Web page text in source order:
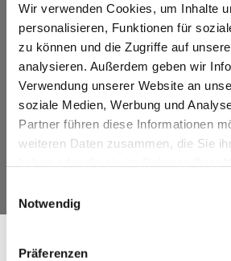
Wir verwenden Cookies, um Inhalte
personalisieren, Funktionen für
zu können und die Zugriffe auf
analysieren. Außerdem geben wir
Verwendung unserer Website an
soziale Medien, Werbung und
Partner führen diese Informationen
weiteren Daten zusammen, die Sie
Notwendig
Präferenzen
Events Archive
Past events, festivals,